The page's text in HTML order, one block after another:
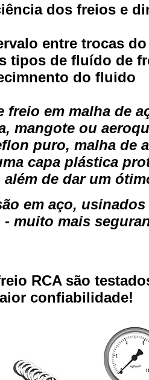
dos freios e
entre trocas
tipos de fluído de
do fluido
freio em malha de
mangote ou
puro, malha de
capa plástica
de dar um
em aço, usinados
- muito mais
RCA são
confiabilidade!